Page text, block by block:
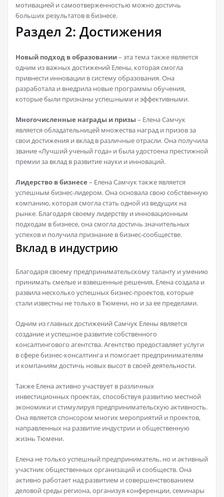
мотивацией и самоотверженностью можно достичь
больших результатов в бизнесе.
Раздел 2: Достижения
Новый подход в образовании– эта тема также является
одним из важных достижений Елены, которая смогла
привнести инновации в систему образования. Она
разработала и внедрила новые программы обучения,
которые были признаны успешными и эффективными.
Многочисленные награды и призы – Елена Самчук
является обладательницей множества наград и призов за
свои достижения и вклад в различные отрасли. Она получила
звание «Лучший ученый года» и была удостоена престижной
премии за вклад в развитие науки и инноваций.
Лидерство в бизнесе – Елена Самчук также является
успешным бизнес-лидером. Она основала свою собственную
компанию, которая смогла стать одной из ведущих на
рынке. Благодаря своему лидерству и инновационным
подходам в бизнесе, она смогла достичь значительных
успехов и получила признание в бизнес-сообществе.
Вклад в индустрию
Благодаря своему предпринимательскому таланту и умению
принимать смелые и взвешенные решения, Елена создала и
развила несколько успешных бизнес-проектов, которые
стали известны не только в Тюмени, но и за ее пределами.
Одним из главных достижений Самчук Елены является
создание и успешное развитие собственного
консалтингового агентства. Агентство предоставляет услуги
в сфере бизнес-консалтинга и помогает предпринимателям
и компаниям достичь новых высот в своей деятельности.
Также Елена активно участвует в различных
инвестиционных проектах, способствуя развитию местной
экономики и стимулируя предпринимательскую активность.
Она является спонсором многих мероприятий и проектов,
направленных на развитие индустрии и общественную
жизнь Тюмени.
Елена не только успешный предприниматель, но и активный
участник общественных организаций и сообществ. Она
активно работает над развитием и совершенствованием
деловой среды региона, организуя конференции, семинары